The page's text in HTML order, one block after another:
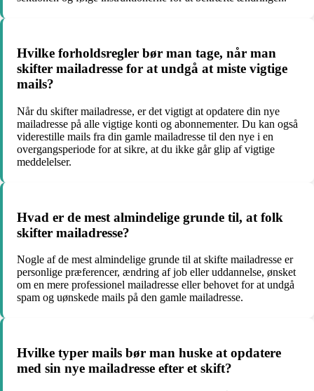
Hvilke forholdsregler bør man tage, når man
skifter mailadresse for at undgå at miste vigtige
mails?
Når du skifter mailadresse, er det vigtigt at opdatere din nye
mailadresse på alle vigtige konti og abonnementer. Du kan også
viderestille mails fra din gamle mailadresse til den nye i en
overgangsperiode for at sikre, at du ikke går glip af vigtige
meddelelser.
Hvad er de mest almindelige grunde til, at folk
skifter mailadresse?
Nogle af de mest almindelige grunde til at skifte mailadresse er
personlige præferencer, ændring af job eller uddannelse, ønsket
om en mere professionel mailadresse eller behovet for at undgå
spam og uønskede mails på den gamle mailadresse.
Hvilke typer mails bør man huske at opdatere
med sin nye mailadresse efter et skift?